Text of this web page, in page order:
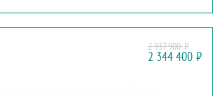
2 937 900₽
2 344 400 ₽